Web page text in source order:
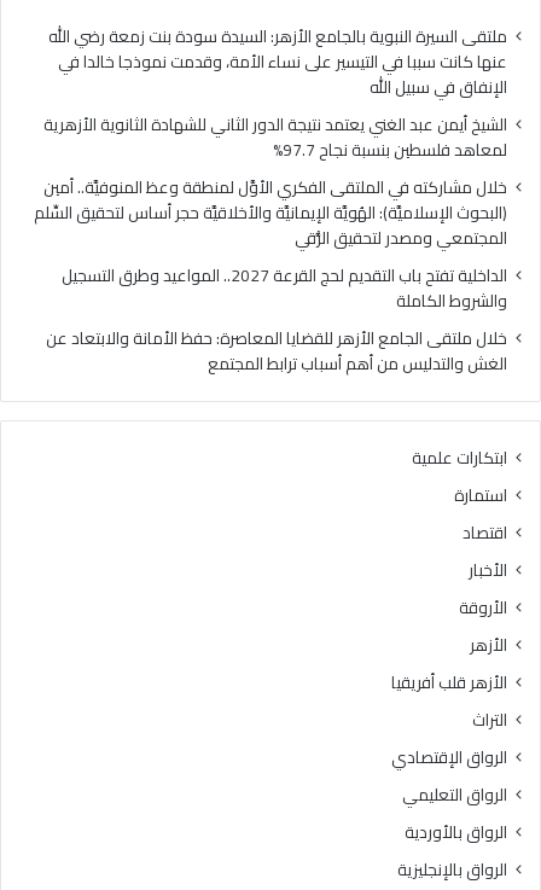
بنسبة
نجاح
97.7%
ملتقى السيرة النبوية بالجامع الأزهر: السيدة سودة بنت زمعة رضي الله
عنها كانت سببا في التيسير على نساء الأمة، وقدمت نموذجا خالدا في
الإنفاق في سبيل الله
الشيخ أيمن عبد الغني يعتمد نتيجة الدور الثاني للشهادة الثانوية الأزهرية
لمعاهد فلسطين بنسبة نجاح 97.7%
خلال مشاركته في الملتقى الفكري الأوَّل لمنطقة وعظ المنوفيَّة.. أمين
(البحوث الإسلاميَّة): الهُويَّة الإيمانيَّة والأخلاقيَّة حجر أساس لتحقيق السِّلم
المجتمعي ومصدر لتحقيق الرُّقي
الداخلية تفتح باب التقديم لحج القرعة 2027.. المواعيد وطرق التسجيل
والشروط الكاملة
خلال ملتقى الجامع الأزهر للقضايا المعاصرة: حفظ الأمانة والابتعاد عن
الغش والتدليس من أهم أسباب ترابط المجتمع
ابتكارات علمية
استمارة
اقتصاد
الأخبار
الأروقة
الأزهر
الأزهر قلب أفريقيا
التراث
الرواق الإقتصادي
الرواق التعليمي
الرواق بالأوردية
الرواق بالإنجليزية